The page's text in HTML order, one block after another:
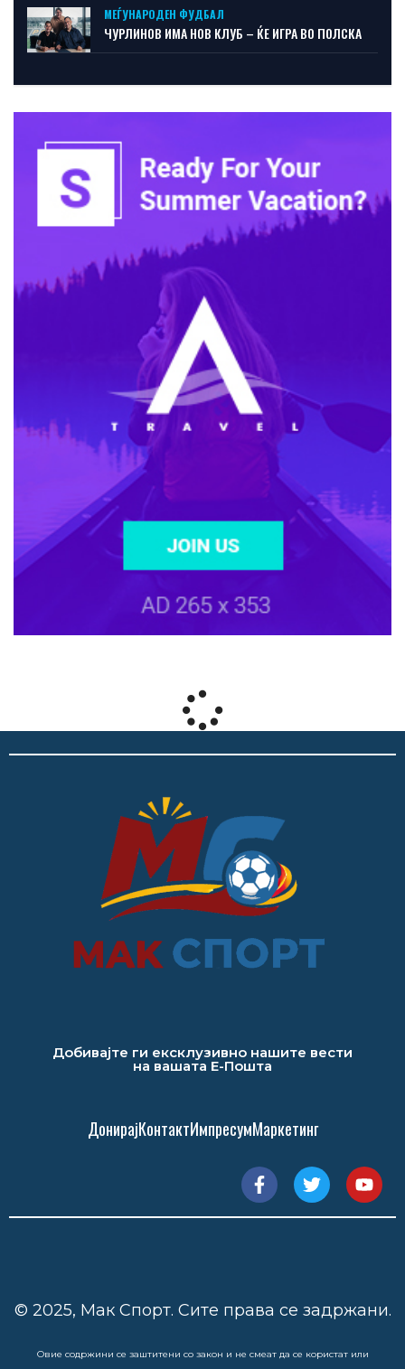
МЕЃУНАРОДЕН ФУДБАЛ
ЧУРЛИНОВ ИМА НОВ КЛУБ – ЌЕ ИГРА ВО ПОЛСКА
Добивајте ги ексклузивно нашите вести
на вашата Е-Пошта
ДонирајКонтактИмпресумМаркетинг
© 2025, Мак Спорт. Сите права се задржани.
Овие содржини се заштитени со закон и не смеат да се користат или